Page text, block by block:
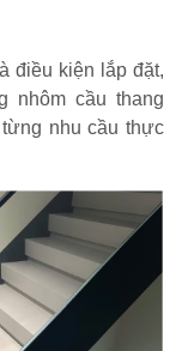
điều kiện lắp đặt,
nhôm cầu thang
nhu cầu thực